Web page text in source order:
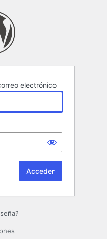
electrónico